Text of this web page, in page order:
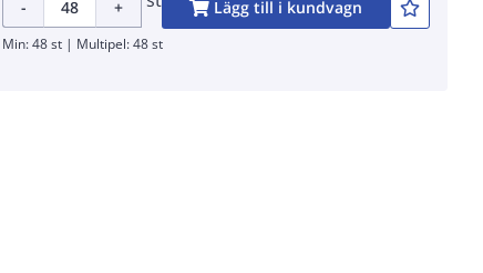
- + Lägg till i kundvagn
Min: 48 st | Multipel: 48 st